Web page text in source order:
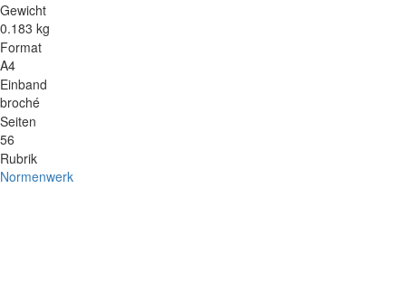
Gewicht
0.183 kg
Format
A4
Einband
broché
Seiten
56
Rubrik
Normenwerk